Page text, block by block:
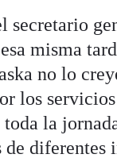
secretario
misma
no lo
los
la
de diferentes